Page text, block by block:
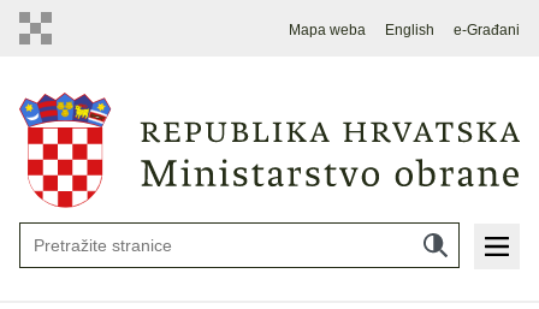
Mapa weba English e-Građani